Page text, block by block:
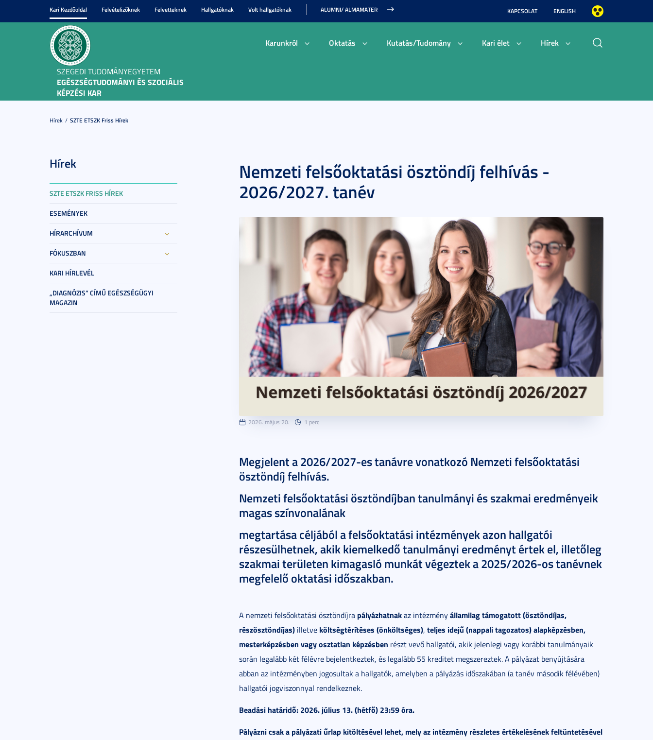
Kari Kezdőoldal Felvételizőknek Felvetteknek Hallgatóknak Volt hallgatóknak ALUMNI/ ALMAMATER KAPCSOLAT ENGLISH
SZEGEDI TUDOMÁNYEGYETEM
EGÉSZSÉGTUDOMÁNYI ÉS SZOCIÁLIS
KÉPZÉSI KAR
Karunkról Oktatás Kutatás/Tudomány Kari élet Hírek
Hírek SZTE ETSZK Friss Hírek
Hírek
SZTE ETSZK FRISS HÍREK
ESEMÉNYEK
HÍRARCHÍVUM
FÓKUSZBAN
KARI HÍRLEVÉL
„DIAGNÓZIS” CÍMŰ EGÉSZSÉGÜGYI
MAGAZIN
Nemzeti felsőoktatási ösztöndíj felhívás -
2026/2027. tanév
2026. május 20. 1 perc
Megjelent a 2026/2027-es tanávre vonatkozó Nemzeti felsőoktatási
ösztöndíj felhívás.
Nemzeti felsőoktatási ösztöndíjban tanulmányi és szakmai eredményeik
magas színvonalának
megtartása céljából a felsőoktatási intézmények azon hallgatói
részesülhetnek, akik kiemelkedő tanulmányi eredményt értek el, illetőleg
szakmai területen kimagasló munkát végeztek a 2025/2026-os tanévnek
megfelelő oktatási időszakban.
A nemzeti felsőoktatási ösztöndíjra pályázhatnakaz intézményállamilag támogatott (ösztöndíjas,
részösztöndíjas) illetve költségtérítéses (önköltséges), teljes idejű (nappali tagozatos) alapképzésben,
mesterképzésben vagy osztatlan képzésben részt vevő hallgatói, akik jelenlegi vagy korábbi tanulmányaik
során legalább két félévre bejelentkeztek, és legalább 55 kreditet megszereztek. A pályázat benyújtására
abban az intézményben jogosultak a hallgatók, amelyben a pályázás időszakában (a tanév második félévében)
hallgatói jogviszonnyal rendelkeznek.
Beadási határidő: 2026. július 13. (hétfő) 23:59 óra.
Pályázni csak a pályázati űrlap kitöltésével lehet, mely az intézmény részletes értékelésének feltüntetésével